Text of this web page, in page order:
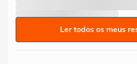
Ler todos os meus